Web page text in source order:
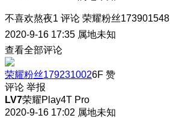
不喜欢熬夜1 评论 荣耀粉丝173901548
2020-9-16 17:35 属地未知
查看全部评论
荣耀粉丝1792310026F 赞
评论 举报
LV7荣耀Play4T Pro
2020-9-16 17:02 属地未知